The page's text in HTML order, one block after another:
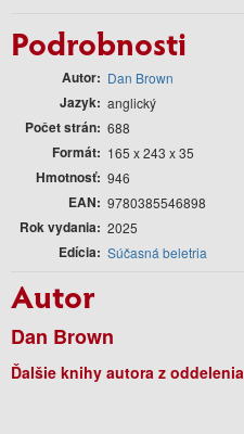
Podrobnosti
Autor Dan Brown
Jazyk anglický
Počet strán 688
Formát 165 x 243 x 35
Hmotnosť 946
EAN 9780385546898
Rok vydania 2025
Edícia Súčasná beletria
Autor
Dan Brown
Ďalšie knihy autora z oddelenia